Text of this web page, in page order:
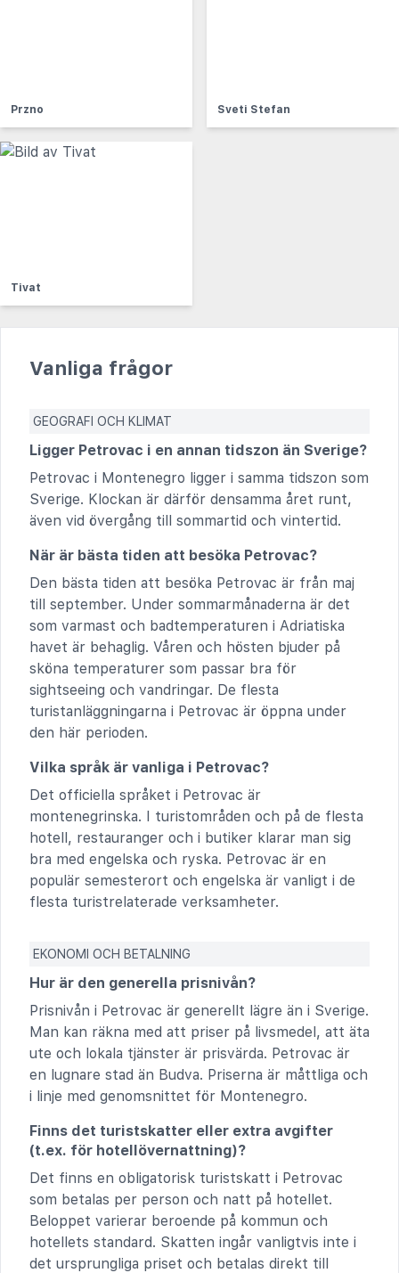
Przno Sveti Stefan
Tivat
Vanliga frågor
GEOGRAFI OCH KLIMAT
Ligger Petrovac i en annan tidszon än Sverige?
Petrovac i Montenegro ligger i samma tidszon som
Sverige. Klockan är därför densamma året runt,
även vid övergång till sommartid och vintertid.
När är bästa tiden att besöka Petrovac?
Den bästa tiden att besöka Petrovac är från maj
till september. Under sommarmånaderna är det
som varmast och badtemperaturen i Adriatiska
havet är behaglig. Våren och hösten bjuder på
sköna temperaturer som passar bra för
sightseeing och vandringar. De flesta
turistanläggningarna i Petrovac är öppna under
den här perioden.
Vilka språk är vanliga i Petrovac?
Det officiella språket i Petrovac är
montenegrinska. I turistområden och på de flesta
hotell, restauranger och i butiker klarar man sig
bra med engelska och ryska. Petrovac är en
populär semesterort och engelska är vanligt i de
flesta turistrelaterade verksamheter.
EKONOMI OCH BETALNING
Hur är den generella prisnivån?
Prisnivån i Petrovac är generellt lägre än i Sverige.
Man kan räkna med att priser på livsmedel, att äta
ute och lokala tjänster är prisvärda. Petrovac är
en lugnare stad än Budva. Priserna är måttliga och
i linje med genomsnittet för Montenegro.
Finns det turistskatter eller extra avgifter
(t.ex. för hotellövernattning)?
Det finns en obligatorisk turistskatt i Petrovac
som betalas per person och natt på hotellet.
Beloppet varierar beroende på kommun och
hotellets standard. Skatten ingår vanligtvis inte i
det ursprungliga priset och betalas direkt till